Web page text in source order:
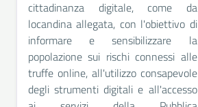
cittadinanza digitale, come da
locandina allegata, con l'obiettivo di
informare e sensibilizzare la
popolazione sui rischi connessi alle
truffe online, all'utilizzo consapevole
degli strumenti digitali e all'accesso